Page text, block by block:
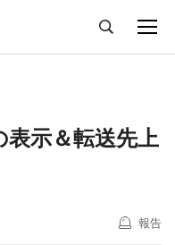
示＆転送先上
報告